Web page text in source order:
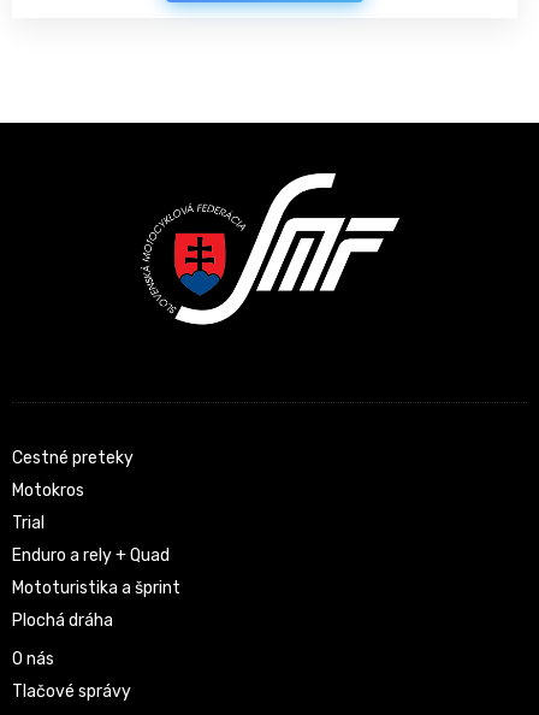
Cestné preteky
Motokros
Trial
Enduro a rely + Quad
Mototuristika a šprint
Plochá dráha
O nás
Tlačové správy